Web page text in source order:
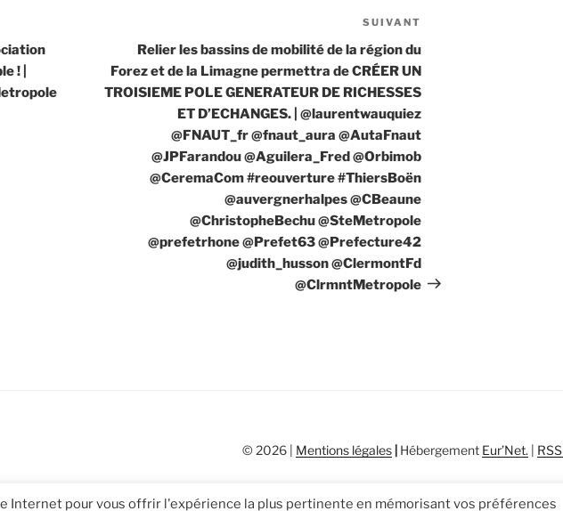
! |
suivant
SUIVANT
Relier les bassins de mobilité de la région du
Forez et de la Limagne permettra de CRÉER UN
TROISIEME POLE GENERATEUR DE RICHESSES
ET D’ECHANGES. | @laurentwauquiez
@FNAUT_fr @fnaut_aura @AutaFnaut
@JPFarandou @Aguilera_Fred @Orbimob
@CeremaCom #reouverture #ThiersBoën
@auvergnerhalpes @CBeaune
@ChristopheBechu @SteMetropole
@prefetrhone @Prefet63 @Prefecture42
@judith_husson @ClermontFd
@ClrmntMetropole
© 2026 | Mentions légales | Hébergement Eur’Net. RSS
Internet pour vous offrir l'expérience la plus pertinente en mémorisant vos préférences